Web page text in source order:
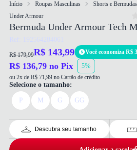
Início Roupas Masculinas
Shorts e Bermudas
Under Armour
Bermuda Under Armour Tech
Ref: 192564284061
R$ 179,99R$ 143,99 Você economiza R$
R$ 136,79 no Pix 5%
ou 2x de R$ 71,99 no Cartão de crédito
Selecione o tamanho:
P M G GG
Descubra seu tamanho